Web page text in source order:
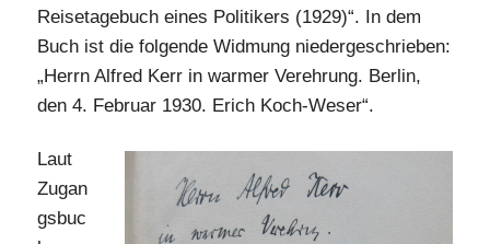
Reisetagebuch eines Politikers (1929)“. In dem
Buch ist die folgende Widmung niedergeschrieben:
„Herrn Alfred Kerr in warmer Verehrung. Berlin,
den 4. Februar 1930. Erich Koch-Weser“.
Laut
Zugan
gsbuc